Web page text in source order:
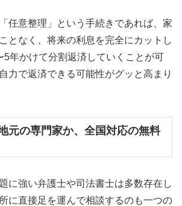
任意整理」という手続きであれば、家
となく、将来の利息を完全にカットし
5年かけて分割返済していくことが可
力で返済できる可能性がグッと高まり
元の専門家か、全国対応の無料
に強い弁護士や司法書士は多数存在し
に直接足を運んで相談するのも一つの